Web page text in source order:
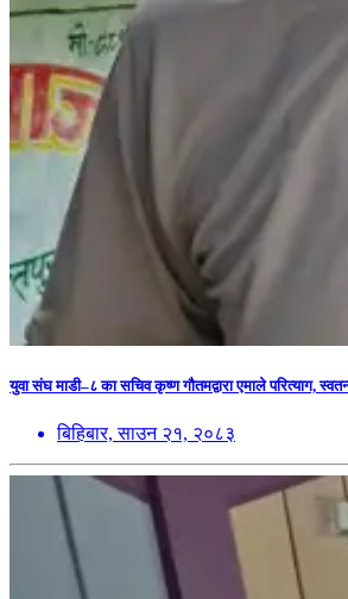
युवा संघ माडी–८ का सचिव कृष्ण गौतमद्वारा एमाले परित्याग,
बिहिबार, साउन २१, २०८३